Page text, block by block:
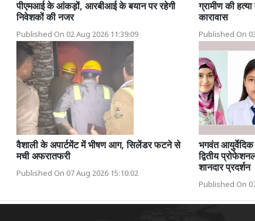
पीएमआई के आंकड़ों, आरबीआई के बयान पर रहेगी
निवेशकों की नजर
Published On 02 Aug 2026 11:39:09
ग्रामीण की
कारावास
Published On
वैशाली के अपार्टमेंट में भीषण आग, सिलेंडर फटने से
मची अफरातफरी
Published On 07 Aug 2026 15:10:02
भगवंत
द्वितीय
शानदार प्रदर्शन
Published On